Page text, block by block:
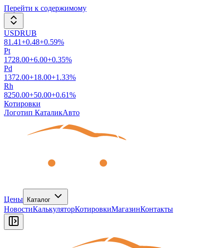
Перейти к содержимому
USDRUB
81.41+0.48+0.59%
Pt
1728.00+6.00+0.35%
Pd
1372.00+18.00+1.33%
Rh
8250.00+50.00+0.61%
Котировки
Логотип КаталикАвто
Цены Каталог
НовостиКалькуляторКотировкиМагазинКонтакты